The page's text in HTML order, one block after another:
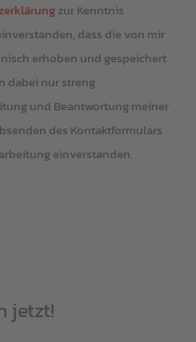
zur Kenntnis
dass die von mir
erhoben und gespeichert
dabei nur streng
und Beantwortung meiner
des Kontaktformulars
einverstanden.
jetzt!